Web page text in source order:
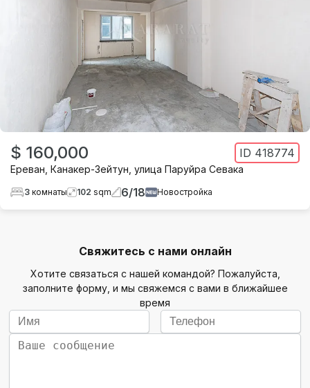
$ 160,000 ID 418774
Ереван Канакер-Зейтун улица Паруйра Севака
3 комнаты 102 sqm 6/18 Новостройка
Свяжитесь с нами онлайн
Хотите связаться с нашей командой? Пожалуйста,
заполните форму, и мы свяжемся с вами в ближайшее
время